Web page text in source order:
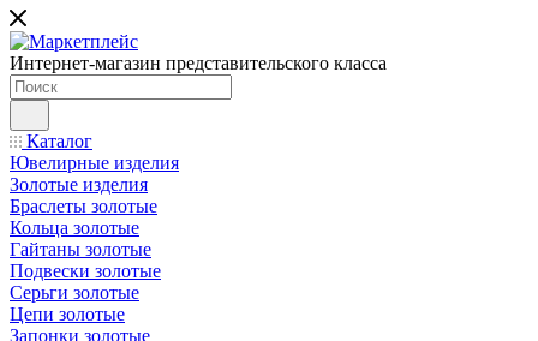
Интернет-магазин представительского класса
Каталог
Ювелирные изделия
Золотые изделия
Браслеты золотые
Кольца золотые
Гайтаны золотые
Подвески золотые
Серьги золотые
Цепи золотые
Запонки золотые